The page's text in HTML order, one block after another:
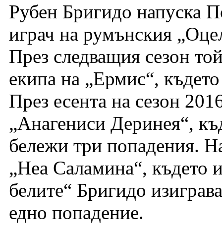
Рубен Бригидо напуска
играч на румънския
През следващия сезон
екипа на „Ермис“,
През есента на сезон
„Анагениси Деринея“,
бележи три попадения.
„Неа Саламина“, където
белите“ Бригидо
едно попадение.